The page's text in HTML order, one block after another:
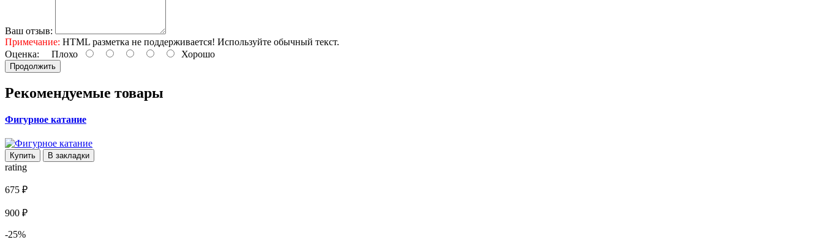
Ваш отзыв:
Примечание: HTML разметка не поддерживается! Используйте обычный текст.
Оценка: Плохо Хорошо
Продолжить
Рекомендуемые товары
Фигурное катание
Купить В закладки
rating
675 ₽
900 ₽
-25%